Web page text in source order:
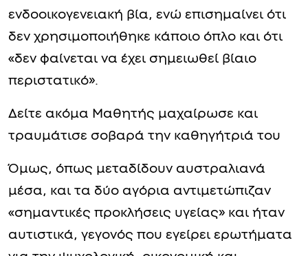
ενδοοικογενειακή βία, ενώ επισημαίνει ότι
δεν χρησιμοποιήθηκε κάποιο όπλο και ότι
«δεν φαίνεται να έχει σημειωθεί βίαιο
περιστατικό».
Δείτε ακόμα Μαθητής μαχαίρωσε και
τραυμάτισε σοβαρά την καθηγήτριά του
Όμως, όπως μεταδίδουν αυστραλιανά
μέσα, και τα δύο αγόρια αντιμετώπιζαν
«σημαντικές προκλήσεις υγείας» και ήταν
αυτιστικά, γεγονός που εγείρει ερωτήματα